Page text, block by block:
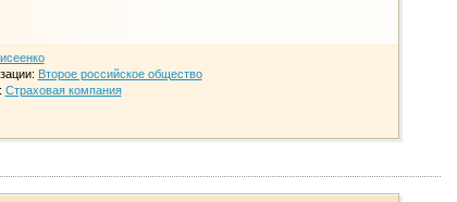
Второе российское общество
Страховая компания